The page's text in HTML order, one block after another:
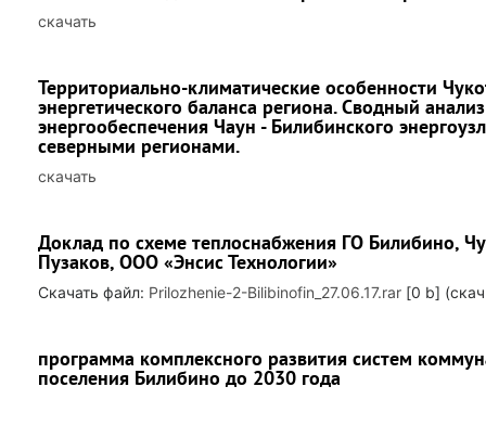
скачать
Территориально-климатические особенности
энергетического баланса региона. Сводный
энергообеспечения Чаун - Билибинского
северными регионами.
скачать
Доклад по схеме теплоснабжения ГО Билибино,
Пузаков, ООО «Энсис Технологии»
Скачать файл: Prilozhenie-2-Bilibinofin_27.06.17.rar [0 b]
программа комплексного развития систем
поселения Билибино до 2030 года